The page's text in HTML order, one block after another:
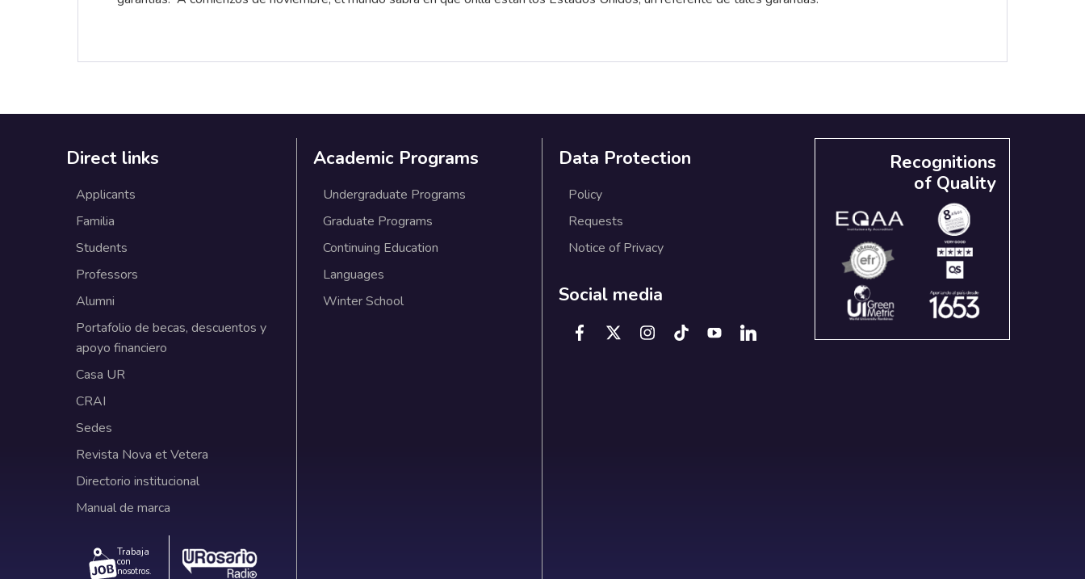
Direct links
Applicants
Familia
Students
Professors
Alumni
Portafolio de becas, descuentos y
apoyo financiero
Casa UR
CRAI
Sedes
Revista Nova et Vetera
Directorio institucional
Manual de marca
Trabaja
con
nosotros.
Academic Programs
Undergraduate Programs
Graduate Programs
Continuing Education
Languages
Winter School
Data Protection
Policy
Requests
Notice of Privacy
Social media
Recognitions
of Quality